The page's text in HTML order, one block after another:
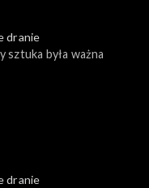
dranie
sztuka była ważna
dranie